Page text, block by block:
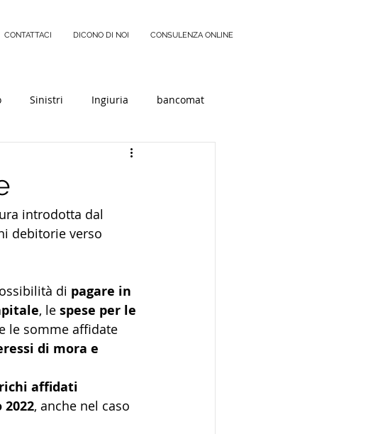
CONTATTACI DICONO DI NOI CONSULENZA ONLINE
Sinistri Ingiuria bancomat
introdotta dal
debitorie verso
di pagare in
, le spese per le
le somme affidate
di mora e
affidati
, anche nel caso